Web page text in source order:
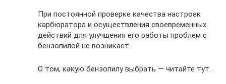
При постоянной проверке качества настроек
карбюратора и осуществления своевременных
действий для улучшения его работы проблем с
бензопилой не возникает.
О том, какую бензопилу выбрать — читайте тут.